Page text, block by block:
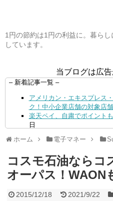
1円の節約は1円の利益に。暮ら
しています。
当ブログは広告
– 新着記事一覧 –
アメリカン・エキスプレス
ク！中小企業店舗の対象店
楽天ペイ、自粛でポイント
日
元！
2026年8月5日
ードチャージすると5%還元
PayPayで500ptもらえる！
で。9/30まで
2026年8月4日
ント最大10％還元！さらに
ホーム 電子マネー
コスモ石油ならコ
オーパス！WAON
2015/12/18 2021/9/22